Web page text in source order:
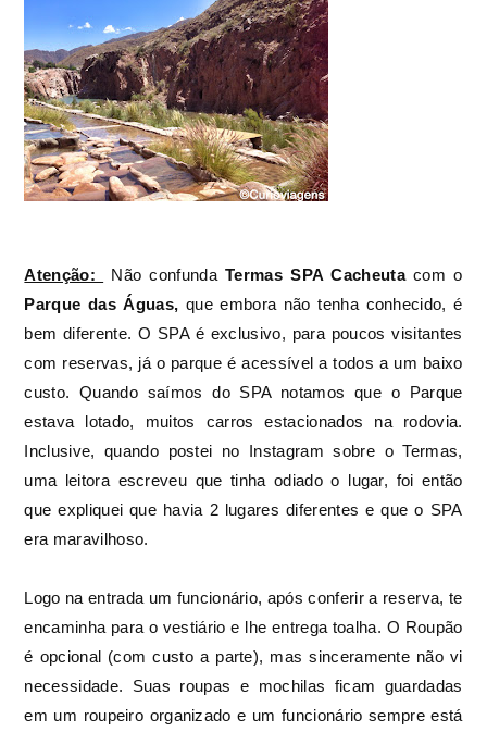
Atenção: Não confundaTermas SPA Cacheutacom o
Parque das Águas, que embora não tenha conhecido, é
bem diferente. O SPA é exclusivo, para poucos visitantes
com reservas, já o parque é acessível a todos a um baixo
custo. Quando saímos do SPA notamos que o Parque
estava lotado, muitos carros estacionados na rodovia.
Inclusive, quando postei no Instagram sobre o Termas,
uma leitora escreveu que tinha odiado o lugar, foi então
que expliquei que havia 2 lugares diferentes e que o SPA
era maravilhoso.
Logo na entrada um funcionário, após conferir a reserva, te
encaminha para o vestiário e lhe entrega toalha. O Roupão
é opcional (com custo a parte), mas sinceramente não vi
necessidade. Suas roupas e mochilas ficam guardadas
em um roupeiro organizado e um funcionário sempre está